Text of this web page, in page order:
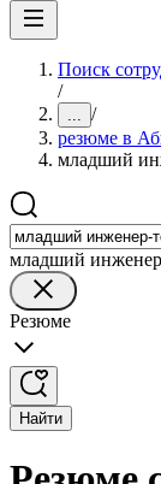
Поиск
/
... /
резюме в
младший
младший
Резюме
Найти